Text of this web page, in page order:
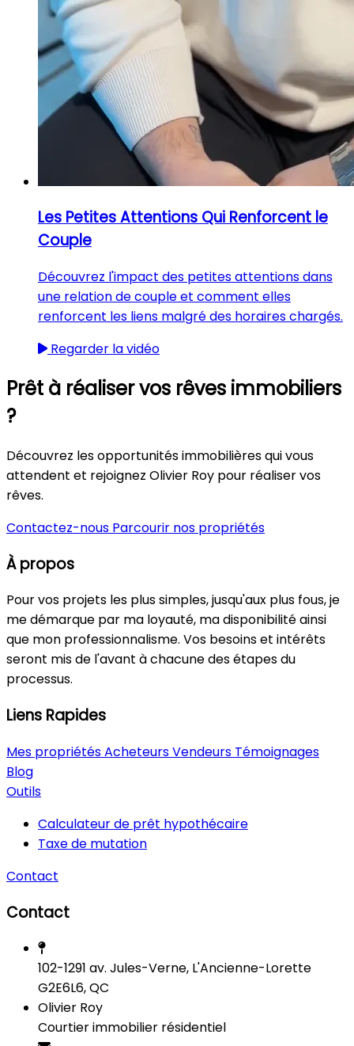
Les Petites Attentions Qui Renforcent le
Couple
Découvrez l'impact des petites attentions dans
une relation de couple et comment elles
renforcent les liens malgré des horaires chargés.
Regarder la vidéo
Prêt à réaliser vos rêves immobiliers
?
Découvrez les opportunités immobilières qui vous
attendent et rejoignez Olivier Roy pour réaliser vos
rêves.
Contactez-nous Parcourir nos propriétés
À propos
Pour vos projets les plus simples, jusqu'aux plus fous, je
me démarque par ma loyauté, ma disponibilité ainsi
que mon professionnalisme. Vos besoins et intérêts
seront mis de l'avant à chacune des étapes du
processus.
Liens Rapides
Mes propriétésAcheteursVendeurs Témoignages
Blog
Outils
Calculateur de prêt hypothécaire
Taxe de mutation
Contact
Contact
102-1291 av. Jules-Verne, L'Ancienne-Lorette
G2E6L6, QC
Olivier Roy
Courtier immobilier résidentiel